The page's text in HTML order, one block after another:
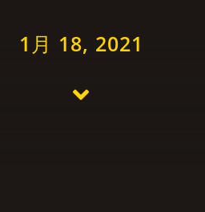
1月 18, 2021